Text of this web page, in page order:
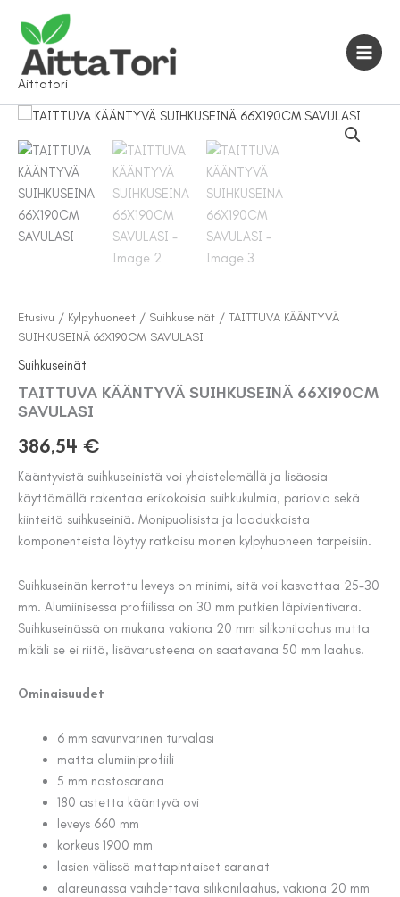
sisältöön
Aittatori
Etusivu / Kylpyhuoneet / Suihkuseinät / TAITTUVA KÄÄNTYVÄ
SUIHKUSEINÄ 66X190CM SAVULASI
Suihkuseinät
TAITTUVA KÄÄNTYVÄ SUIHKUSEINÄ 66X190CM
SAVULASI
386,54 €
Kääntyvistä suihkuseinistä voi yhdistelemällä ja lisäosia
käyttämällä rakentaa erikokoisia suihkukulmia, pariovia sekä
kiinteitä suihkuseiniä. Monipuolisista ja laadukkaista
komponenteista löytyy ratkaisu monen kylpyhuoneen tarpeisiin.
Suihkuseinän kerrottu leveys on minimi, sitä voi kasvattaa 25-30
mm. Alumiinisessa profiilissa on 30 mm putkien läpivientivara.
Suihkuseinässä on mukana vakiona 20 mm silikonilaahus mutta
mikäli se ei riitä, lisävarusteena on saatavana 50 mm laahus.
Ominaisuudet
6 mm savunvärinen turvalasi
matta alumiiniprofiili
5 mm nostosarana
180 astetta kääntyvä ovi
leveys 660 mm
korkeus 1900 mm
lasien välissä mattapintaiset saranat
alareunassa vaihdettava silikonilaahus, vakiona 20 mm